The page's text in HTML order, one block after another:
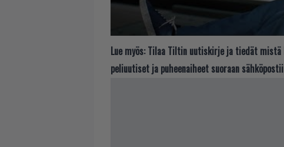
Lue myös: Tilaa Tiltin uutiskirje ja tiedät mistä
peliuutiset ja puheenaiheet suoraan